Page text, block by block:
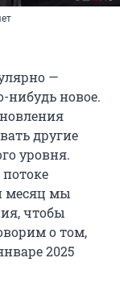
—
нибудь новое.
другие
уровня.
месяц мы
чтобы
о том,
2025